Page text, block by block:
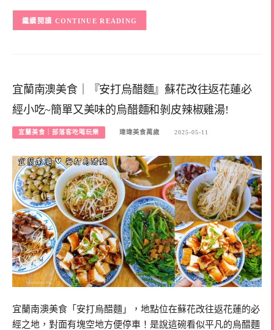
CONTINUE READING
宜蘭南澳美食｜『安打烏醋麵』蘇花改往返花蓮必
經小吃~簡單又美味的烏醋麵和剝皮辣椒雞湯!
宜蘭美食｜部落客吃喝玩樂 瑋瑋美食萬歲 2025-05-11
宜蘭南澳美食「安打烏醋麵」，地點位在蘇花改往返花蓮的必
經之地，對面有塊空地方便停車！是說這碗看似平凡的烏醋麵